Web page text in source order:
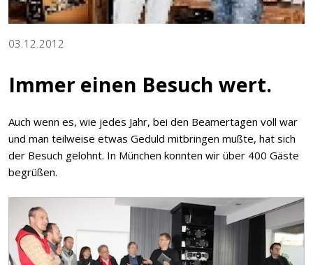
03.12.2012
Immer einen Besuch wert.
Auch wenn es, wie jedes Jahr, bei den Beamertagen voll war
und man teilweise etwas Geduld mitbringen mußte, hat sich
der Besuch gelohnt. In München konnten wir über 400 Gäste
begrüßen.